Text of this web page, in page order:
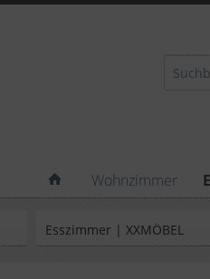
Wohnzimmer
Esszimmer | XXMÖBEL